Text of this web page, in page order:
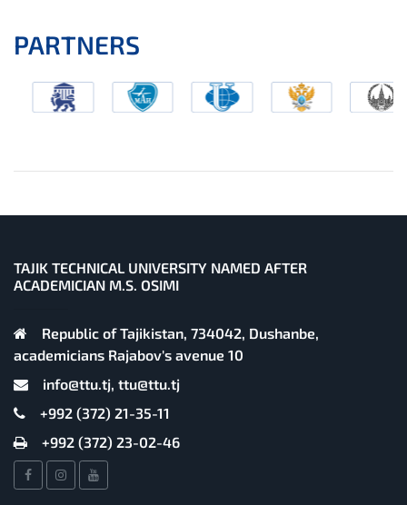
PARTNERS
TAJIK TECHNICAL UNIVERSITY NAMED AFTER
ACADEMICIAN M.S. OSIMI
Republic of Tajikistan, 734042, Dushanbe,
academicians Rajabov's avenue 10
info@ttu.tj, ttu@ttu.tj
+992 (372) 21-35-11
+992 (372) 23-02-46